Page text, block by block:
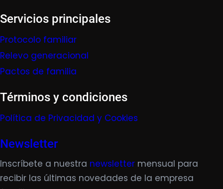
Servicios principales
Protocolo familiar
Relevo generacional
Pactos de familia
Términos y condiciones
Política de Privacidad y Cookies
Newsletter
Inscríbete a nuestra newsletter mensual para
recibir las últimas novedades de la empresa